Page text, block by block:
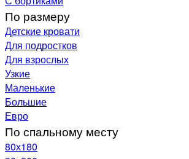
По размеру
Детские кровати
Для подростков
Для взрослых
Узкие
Маленькие
Большие
Евро
По спальному месту
80х180